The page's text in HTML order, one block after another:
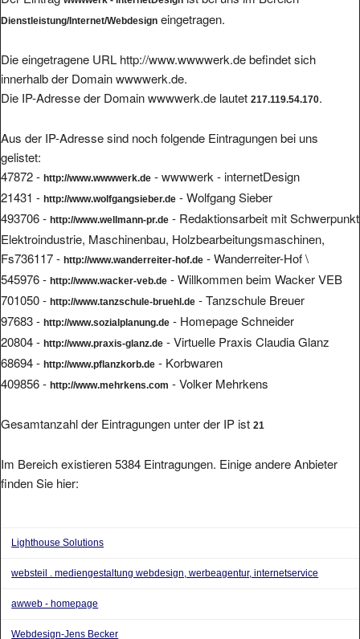
Dienstleistung/Internet/Webdesign eingetragen.
Die eingetragene URL http://www.wwwwerk.de befindet sich
innerhalb der Domain wwwwerk.de.
Die IP-Adresse der Domain wwwwerk.de lautet 217.119.54.170.
Aus der IP-Adresse sind noch folgende Eintragungen bei uns
gelistet:
47872 - http://www.wwwwerk.de - wwwwerk - internetDesign
21431 - http://www.wolfgangsieber.de - Wolfgang Sieber
493706 - http://www.wellmann-pr.de - Redaktionsarbeit mit Schwerpunkt
Elektroindustrie, Maschinenbau, Holzbearbeitungsmaschinen,
Fs736117 - http://www.wanderreiter-hof.de - Wanderreiter-Hof \
545976 - http://www.wacker-veb.de - Willkommen beim Wacker VEB
701050 - http://www.tanzschule-bruehl.de - Tanzschule Breuer
97683 - http://www.sozialplanung.de - Homepage Schneider
20804 - http://www.praxis-glanz.de - Virtuelle Praxis Claudia Glanz
68694 - http://www.pflanzkorb.de - Korbwaren
409856 - http://www.mehrkens.com - Volker Mehrkens
Gesamtanzahl der Eintragungen unter der IP ist 21
Im Bereich existieren 5384 Eintragungen. Einige andere Anbieter
finden Sie hier:
Lighthouse Solutions
websteil . mediengestaltung webdesign, werbeagentur, internetservice
awweb - homepage
Webdesign-Jens Becker